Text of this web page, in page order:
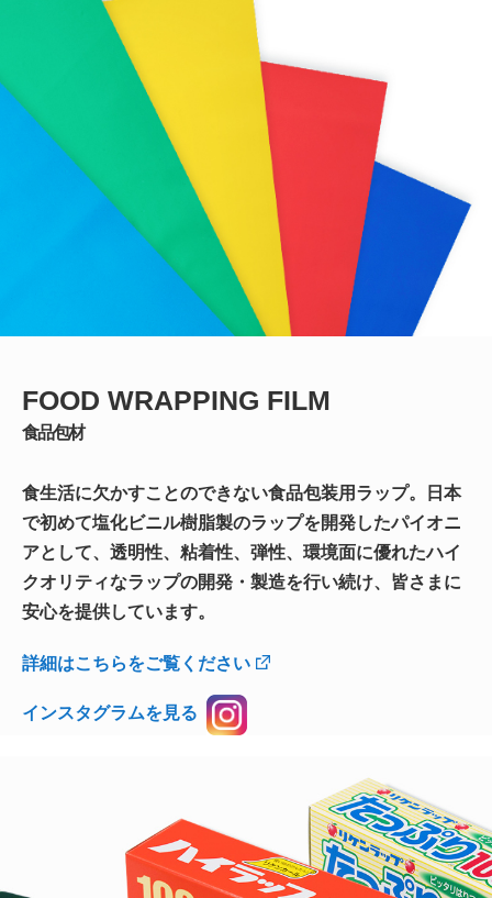
FOOD WRAPPING FILM
食品包材
食生活に欠かすことのできない食品包装用ラップ。日本
で初めて塩化ビニル樹脂製のラップを開発したパイオニ
アとして、透明性、粘着性、弾性、環境面に優れたハイ
クオリティなラップの開発・製造を行い続け、皆さまに
安心を提供しています。
詳細はこちらをご覧ください
インスタグラムを見る